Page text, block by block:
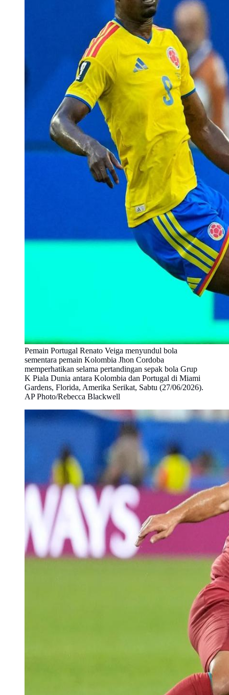
Pemain Portugal Renato Veiga menyundul bola
sementara pemain Kolombia Jhon Cordoba
memperhatikan selama pertandingan sepak bola Grup
K Piala Dunia antara Kolombia dan Portugal di Miami
Gardens, Florida, Amerika Serikat, Sabtu (27/06/2026).
AP Photo/Rebecca Blackwell